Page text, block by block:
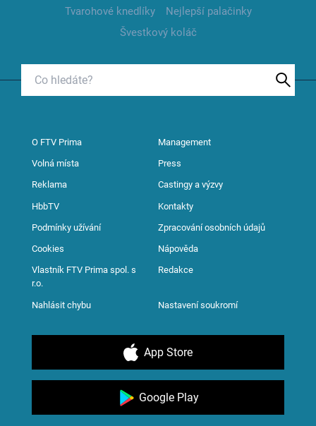
Tvarohové knedlíky
Nejlepší palačinky
Švestkový koláč
O FTV Prima Management
Volná místa Press
Reklama Castingy a výzvy
HbbTV Kontakty
Podmínky užívání Zpracování osobních údajů
Cookies Nápověda
Vlastník FTV Prima spol. s
r.o.
Redakce
Nahlásit chybu Nastavení soukromí
App Store
Google Play